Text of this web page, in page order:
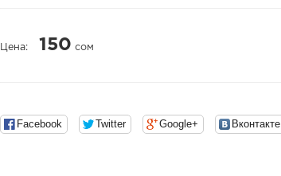
Цена: 150 сом
Facebook Twitter Google+ Вконтакте